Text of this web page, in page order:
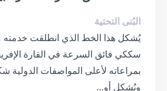
البُنى التحتية
سككي فائق السرعة في القارة
بمراعاته لأعلى المواصفات الدولية
ويُشكل أو...